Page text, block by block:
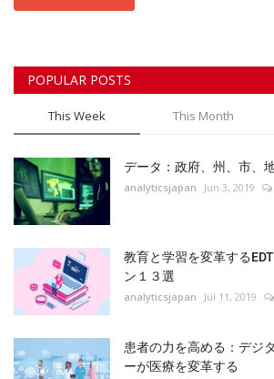
POPULAR POSTS
This Week This Month
データ：政府、州、市、
analyticsjapan Jun 3, 2019
教育と学習を変革する
ン１３選
analyticsjapan Jul 11, 2019
患者の力を高める：デジ
ーが医療を変革する